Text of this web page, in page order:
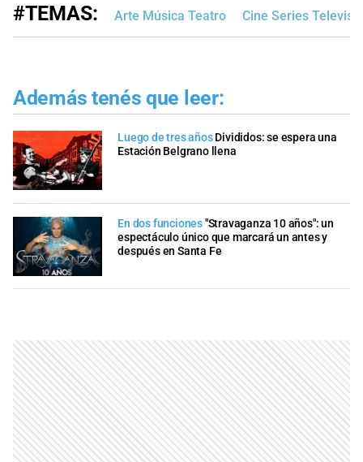
#TEMAS: Arte Música Teatro Cine Series
Además tenés que leer:
Luego de tres años Divididos: se espera una
Estación Belgrano llena
En dos funciones"Stravaganza 10 años": un
espectáculo único que marcará un antes y
después en Santa Fe